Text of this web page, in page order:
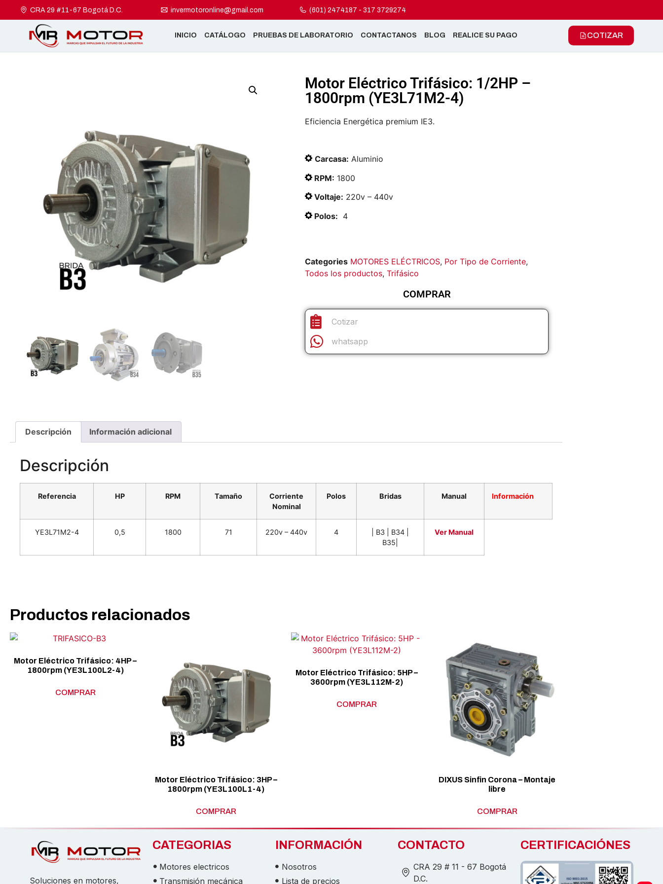
CRA 29 #11-67 Bogotá D.C. invermotoronline@gmail.com (601) 2474187 - 317 3729274
INICIO CATÁLOGO PRUEBAS DE LABORATORIO CONTACTANOS BLOG REALICE SU PAGO COTIZAR
Motor Eléctrico Trifásico: 1/2HP –
1800rpm (YE3L71M2-4)
Eficiencia Energética premium IE3.
Carcasa: Aluminio
RPM: 1800
Voltaje: 220v – 440v
Polos: 4
Categories MOTORES ELÉCTRICOS, Por Tipo de Corriente,
Todos los productos, Trifásico
COMPRAR
Cotizar
whatsapp
Descripción Información adicional
Descripción
Referencia HP RPM Tamaño
Corriente
Nominal
Polos Bridas Manual Información
YE3L71M2-4 0,5 1800 71 220v – 440v 4
| B3 | B34 |
B35|
Ver Manual
Productos relacionados
Motor Eléctrico Trifásico: 4HP –
1800rpm (YE3L100L2-4)
COMPRAR
Motor Eléctrico Trifásico: 3HP –
1800rpm (YE3L100L1-4)
COMPRAR
Motor Eléctrico Trifásico: 5HP –
3600rpm (YE3L112M-2)
COMPRAR
DIXUS Sinfin Corona – Montaje
libre
COMPRAR
Soluciones en motores,
CATEGORIAS
Motores electricos
Transmisión mecánica
INFORMACIÓN
Nosotros
Lista de precios
CONTACTO
CRA 29 # 11 - 67 Bogotá
D.C.
CERTIFICACIÓNES